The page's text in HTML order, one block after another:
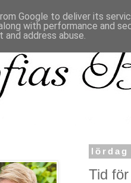
Tid
Google to deliver its
with performance and
address abuse.